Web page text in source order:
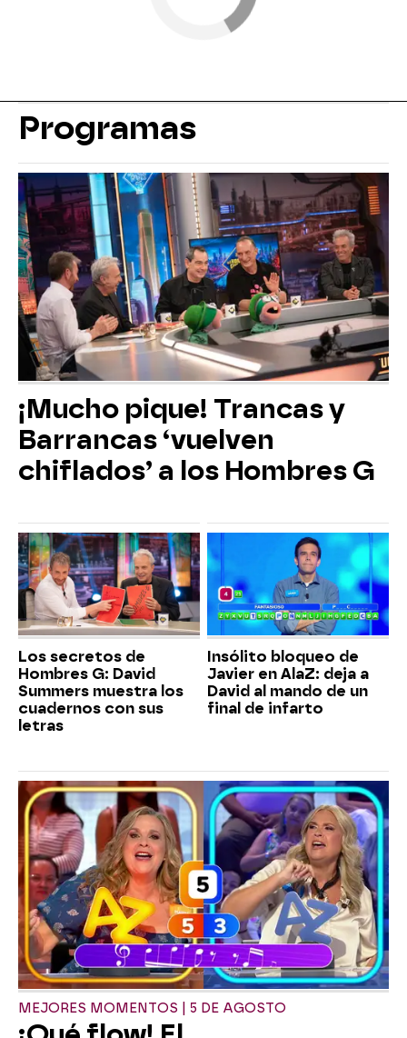
Programas
¡Mucho pique! Trancas y
Barrancas ‘vuelven
chiflados’ a los Hombres G
Los secretos de
Hombres G: David
Summers muestra los
cuadernos con sus
letras
Insólito bloqueo de
Javier en AlaZ: deja a
David al mando de un
final de infarto
MEJORES MOMENTOS | 5 DE AGOSTO